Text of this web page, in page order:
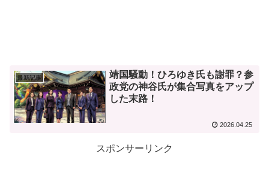
最新記事
靖国騒動！ひろゆき氏も謝罪？参
政党の神谷氏が集合写真をアップ
した末路！
2026.04.25
スポンサーリンク